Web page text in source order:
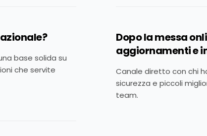
base solida su
che servite
Dopo la messa
aggiornamenti e
Canale diretto con chi
sicurezza e piccoli
team.